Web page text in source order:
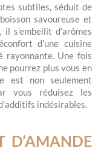
subtiles, séduit de
savoureuse et
s’embellit d’arômes
d’une cuisine
rayonnante. Une fois
pourrez plus vous en
est non seulement
vous réduisez les
indésirables.
D’AMANDE